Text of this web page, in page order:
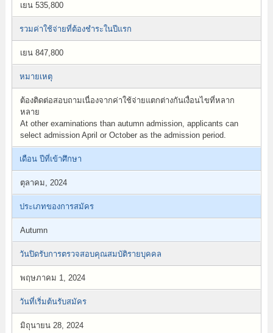
เยน 535,800
รวมค่าใช้จ่ายที่ต้องชำระในปีแรก
เยน 847,800
หมายเหตุ
ต้องติดต่อสอบถามเนื่องจากค่าใช้จ่ายแตกต่างกันเงื่อนไขที่หลาก
หลาย
At other examinations than autumn admission, applicants can
select admission April or October as the admission period.
เดือน ปีที่เข้าศึกษา
ตุลาคม, 2024
ประเภทของการสมัคร
Autumn
วันปิดรับการตรวจสอบคุณสมบัติรายบุคคล
พฤษภาคม 1, 2024
วันที่เริ่มต้นรับสมัคร
มิถุนายน 28, 2024